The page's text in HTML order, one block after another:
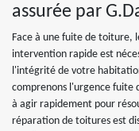
assurée par
Face à une fuite de toiture,
intervention rapide est
l'intégrité de votre
comprenons l'urgence fuite
à agir rapidement pour
réparation de toitures est